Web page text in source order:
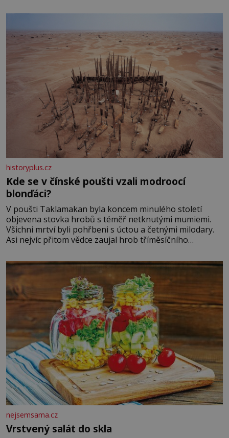
historyplus.cz
Kde se v čínské poušti vzali modroocí
blonďáci?
V poušti Taklamakan byla koncem minulého století
objevena stovka hrobů s téměř netknutými mumiemi.
Všichni mrtví byli pohřbeni s úctou a četnými milodary.
Asi nejvíc přitom vědce zaujal hrob tříměsíčního
blonďaté vlásky. Fakt, že jsou těla dávných lidí nesmírně
dobře zachovalá, přičítají odborníci zdejším klimatickým
podmínkám. Sucho, prosolené písky a extrémně
nejsemsama.cz
Vrstvený salát do skla